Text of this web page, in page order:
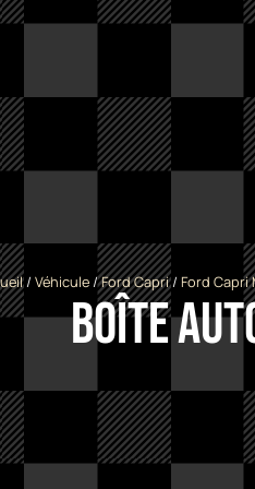
/ Véhicule/Ford Capri/ Ford Capri
Boîte